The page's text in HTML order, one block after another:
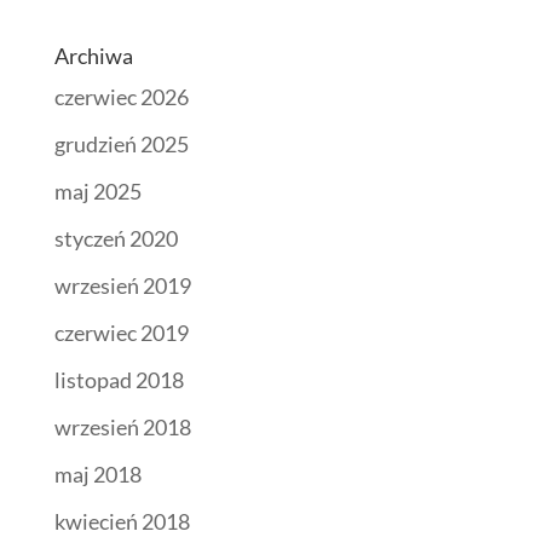
Archiwa
czerwiec 2026
grudzień 2025
maj 2025
styczeń 2020
wrzesień 2019
czerwiec 2019
listopad 2018
wrzesień 2018
maj 2018
kwiecień 2018